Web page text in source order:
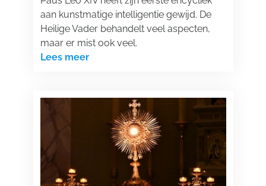
aan kunstmatige intelligentie gewijd. De
Heilige Vader behandelt veel aspecten,
maar er mist ook veel.
Lees meer